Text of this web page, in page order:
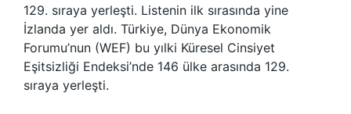
129. sıraya yerleşti. Listenin ilk sırasında yine
İzlanda yer aldı. Türkiye, Dünya Ekonomik
Forumu’nun (WEF) bu yılki Küresel Cinsiyet
Eşitsizliği Endeksi’nde 146 ülke arasında 129.
sıraya yerleşti.